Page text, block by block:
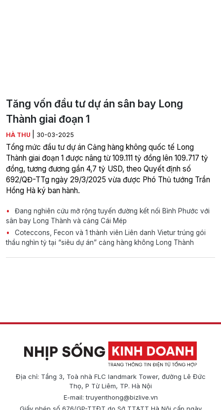
Tăng vốn đầu tư dự án sân bay Long
Thành giai đoạn 1
HÀ THU 30-03-2025
Tổng mức đầu tư dự án Cảng hàng không quốc tế Long
Thành giai đoạn 1 được nâng từ 109.111 tỷ đồng lên 109.717 tỷ
đồng, tương đương gần 4,7 tỷ USD, theo Quyết định số
692/QĐ-TTg ngày 29/3/2025 vừa được Phó Thủ tướng Trần
Hồng Hà ký ban hành.
Đang nghiên cứu mở rộng tuyến đường kết nối Bình Phước với
sân bay Long Thành và cảng Cái Mép
Coteccons, Fecon và 1 thành viên Liên danh Vietur trúng gói
thầu nghìn tỷ tại “siêu dự án” cảng hàng không Long Thành
Địa chỉ: Tầng 3, Toà nhà FLC landmark Tower, đường Lê Đức
Thọ, P Từ Liêm, TP. Hà Nội
E-mail:truyenthong@bizlive.vn